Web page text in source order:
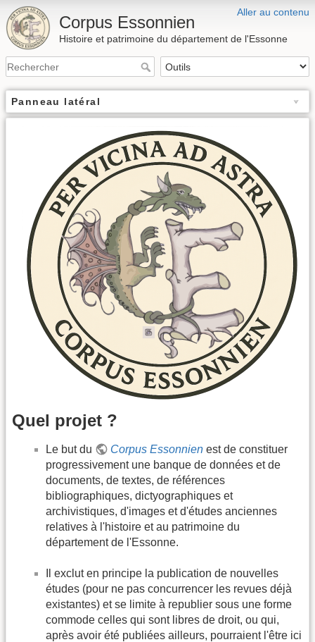
Aller au contenu
Corpus Essonnien
Histoire et patrimoine du département de l'Essonne
Panneau latéral
Quel projet ?
Le but du Corpus Essonnien est de constituer
progressivement une banque de données et de
documents, de textes, de références
bibliographiques, dictyographiques et
archivistiques, d'images et d'études anciennes
relatives à l'histoire et au patrimoine du
département de l'Essonne.
Il exclut en principe la publication de nouvelles
études (pour ne pas concurrencer les revues déjà
existantes) et se limite à republier sous une forme
commode celles qui sont libres de droit, ou qui,
après avoir été publiées ailleurs, pourraient l'être ici